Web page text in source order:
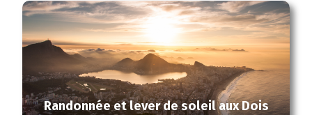
Randonnée et lever de soleil aux Dois